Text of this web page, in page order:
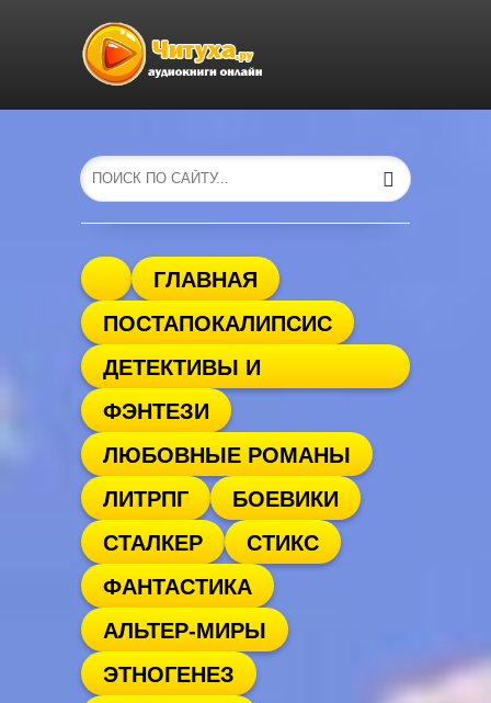
ГЛАВНАЯ
ПОСТАПОКАЛИПСИС
ДЕТЕКТИВЫ И
ТРИЛЛЕРЫ
ФЭНТЕЗИ
ЛЮБОВНЫЕ РОМАНЫ
ЛИТРПГ
БОЕВИКИ
СТАЛКЕР
СТИКС
ФАНТАСТИКА
АЛЬТЕР-МИРЫ
ЭТНОГЕНЕЗ